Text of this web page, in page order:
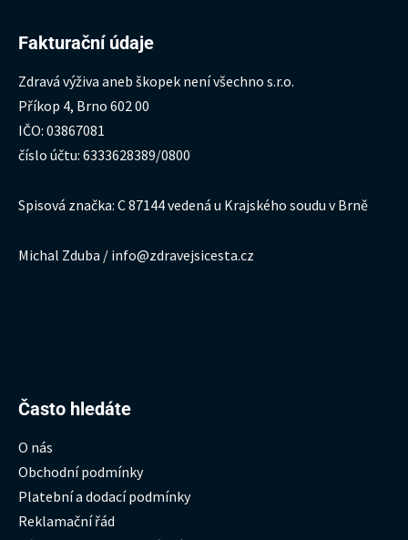
Fakturační údaje
Zdravá výživa aneb škopek není všechno s.r.o.
Příkop 4, Brno 602 00
IČO: 03867081
číslo účtu: 6333628389/0800
Spisová značka: C 87144 vedená u Krajského soudu v Brně
Michal Zduba / info@zdravejsicesta.cz
Často hledáte
O nás
Obchodní podmínky
Platební a dodací podmínky
Reklamační řád
Hledat: